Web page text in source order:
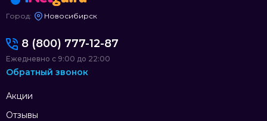
Город: Новосибирск
Акции
Отзывы
8 (800) 777-12-87
Ежедневно с 9:00 до 22:00
Обратный звонок